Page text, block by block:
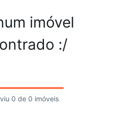
imóvel
:/
0 de 0 imóveis